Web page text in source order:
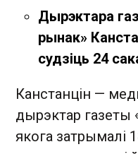
Дырэктара
рынак»
судзіць 24
Канстанцін —
дырэктар газеты
якога затрымалі